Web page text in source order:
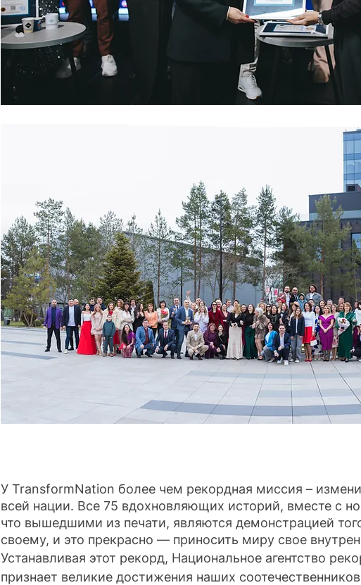
У TransformNation более чем рекордная миссия –
всей нации. Все 75 вдохновляющих историй, вместе с
что вышедшими из печати, являются демонстрацией
своему, и это прекрасно — приносить миру свое
Устанавливая этот рекорд, Национальное агентство
признает великие достижения наших